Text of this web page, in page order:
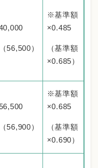
（56,500）
※基準額
×0.485
（基準額
×0.685）
（56,900）
※基準額
×0.685
（基準額
×0.690）